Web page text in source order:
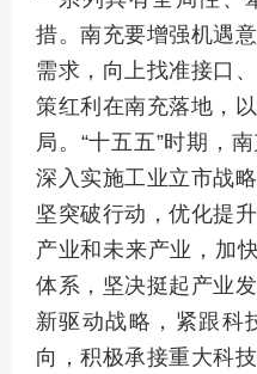
措。南充要增强机遇
需求，向上找准接口
策红利在南充落地，
局。“十五五”时期，
深入实施工业立市战
坚突破行动，优化提
产业和未来产业，加
体系，坚决挺起产业
新驱动战略，紧跟科
向，积极承接重大科